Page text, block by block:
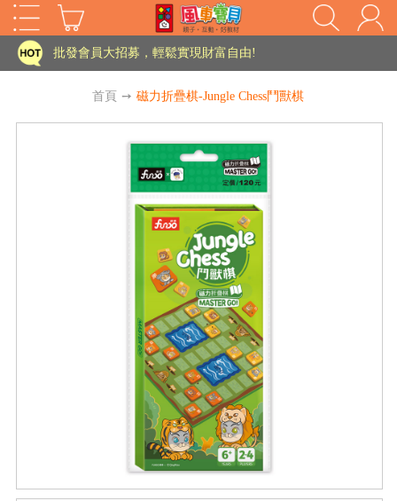
批發會員大招募，輕鬆實現財富自由!
老師您好!!幼教會員火熱招募中~
批發會員大招募，輕鬆實現財富自由!
老師您好!!幼教會員火熱招募中~
海外購物免煩惱！點我查看『海外購物流程說明』
首頁 ➙ 磁力折疊棋-Jungle Chess鬥獸棋